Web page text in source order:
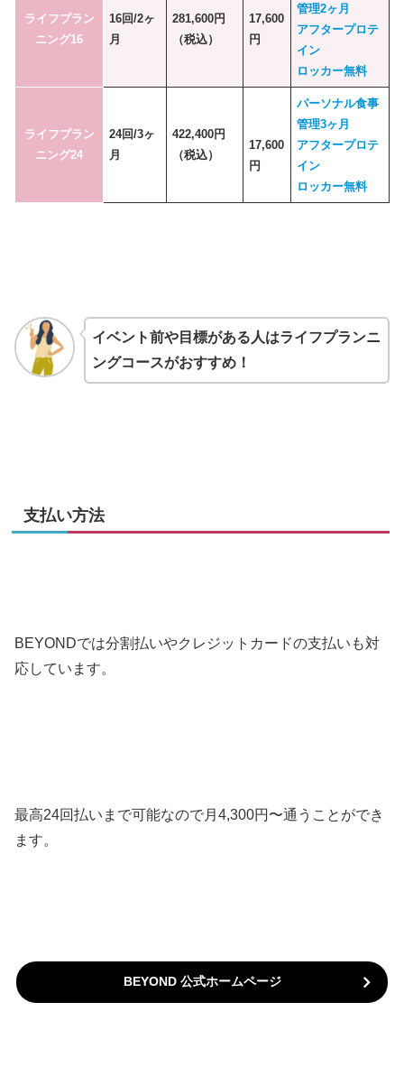
ライフプラン
ニング16
16回/2ヶ
月
281,600円
（税込）
17,600
円
管理2ヶ月
アフタープロテ
イン
ロッカー無料
ライフプラン
ニング24
24回/3ヶ
月
422,400円
（税込）
17,600
円
パーソナル食事
管理3ヶ月
アフタープロテ
イン
ロッカー無料
イベント前や目標がある人はライフプランニ
ングコースがおすすめ！
支払い方法
BEYONDでは分割払いやクレジットカードの支払いも対
応しています。
最高24回払いまで可能なので月4,300円〜通うことができ
ます。
BEYOND 公式ホームページ